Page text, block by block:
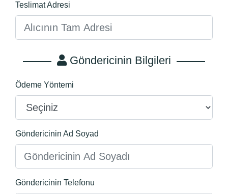
Teslimat Adresi
Göndericinin Bilgileri
Ödeme Yöntemi
Göndericinin Ad Soyad
Göndericinin Telefonu